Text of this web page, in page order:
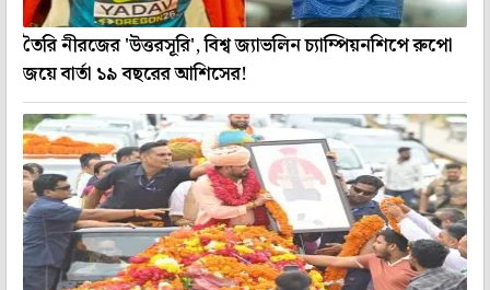
তৈরি নীরজের 'উত্তরসূরি', বিশ্ব জ্যাভলিন চ্যাম্পিয়নশিপে রুপো
জয়ে বার্তা ১৯ বছরের আশিসের!